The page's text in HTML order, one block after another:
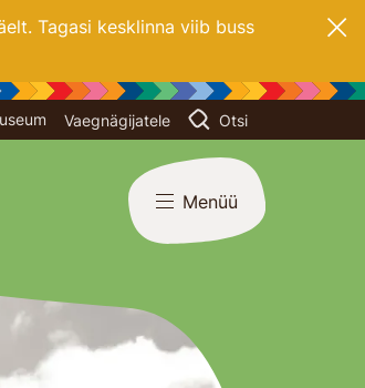
Tagasi kesklinna viib buss
Vaegnägijatele Otsi
Menüü